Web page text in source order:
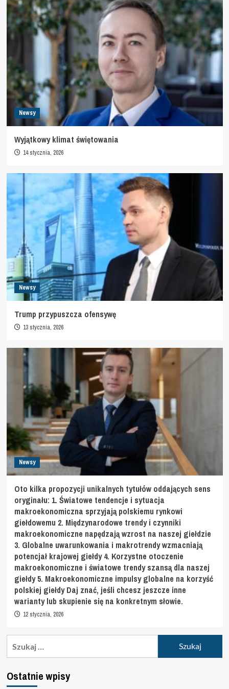
Newsy
Wyjątkowy klimat świętowania
14 stycznia, 2026
Newsy
Trump przypuszcza ofensywę
13 stycznia, 2026
Newsy
Oto kilka propozycji unikalnych tytułów oddających sens
oryginału: 1. Światowe tendencje i sytuacja
makroekonomiczna sprzyjają polskiemu rynkowi
giełdowemu 2. Międzynarodowe trendy i czynniki
makroekonomiczne napędzają wzrost na naszej giełdzie
3. Globalne uwarunkowania i makrotrendy wzmacniają
potencjał krajowej giełdy 4. Korzystne otoczenie
makroekonomiczne i światowe trendy szansą dla naszej
giełdy 5. Makroekonomiczne impulsy globalne na korzyść
polskiej giełdy Daj znać, jeśli chcesz jeszcze inne
warianty lub skupienie się na konkretnym słowie.
12 stycznia, 2026
Ostatnie wpisy